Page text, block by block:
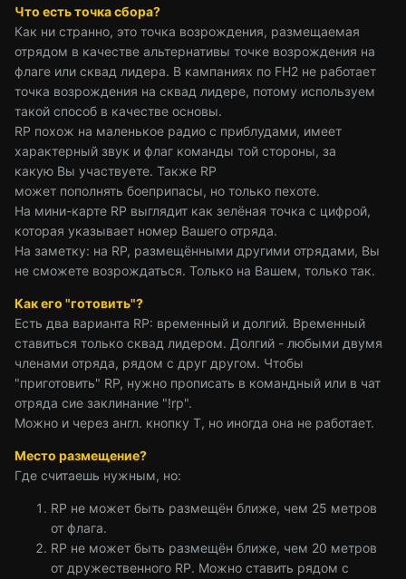
Что есть точка сбора?
Как ни странно, это точка возрождения, размещаемая
отрядом в качестве альтернативы точке возрождения на
флаге или сквад лидера. В кампаниях по FH2 не работает
точка возрождения на сквад лидере, потому используем
такой способ в качестве основы.
RP похож на маленькое радио с приблудами, имеет
характерный звук и флаг команды той стороны, за
какую Вы участвуете. Также RP
может пополнять боеприпасы, но только пехоте.
На мини-карте RP выглядит как зелёная точка с цифрой,
которая указывает номер Вашего отряда.
На заметку: на RP, размещёнными другими отрядами, Вы
не сможете возрождаться. Только на Вашем, только так.
Как его "готовить"?
Есть два варианта RP: временный и долгий. Временный
ставиться только сквад лидером. Долгий - любыми двумя
членами отряда, рядом с друг другом. Чтобы
"приготовить" RP, нужно прописать в командный или в чат
отряда сие заклинание "!rp".
Можно и через англ. кнопку T, но иногда она не работает.
Место размещение?
Где считаешь нужным, но:
RP не может быть размещён ближе, чем 25 метров
от флага.
RP не может быть размещён ближе, чем 20 метров
от дружественного RP. Можно ставить рядом с